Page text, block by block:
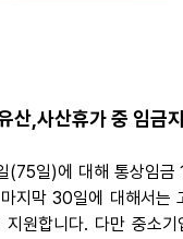
산,사산휴가 중 임금
(75일)에 대해 통상임금
지막 30일에 대해서는
지원합니다. 다만 중소